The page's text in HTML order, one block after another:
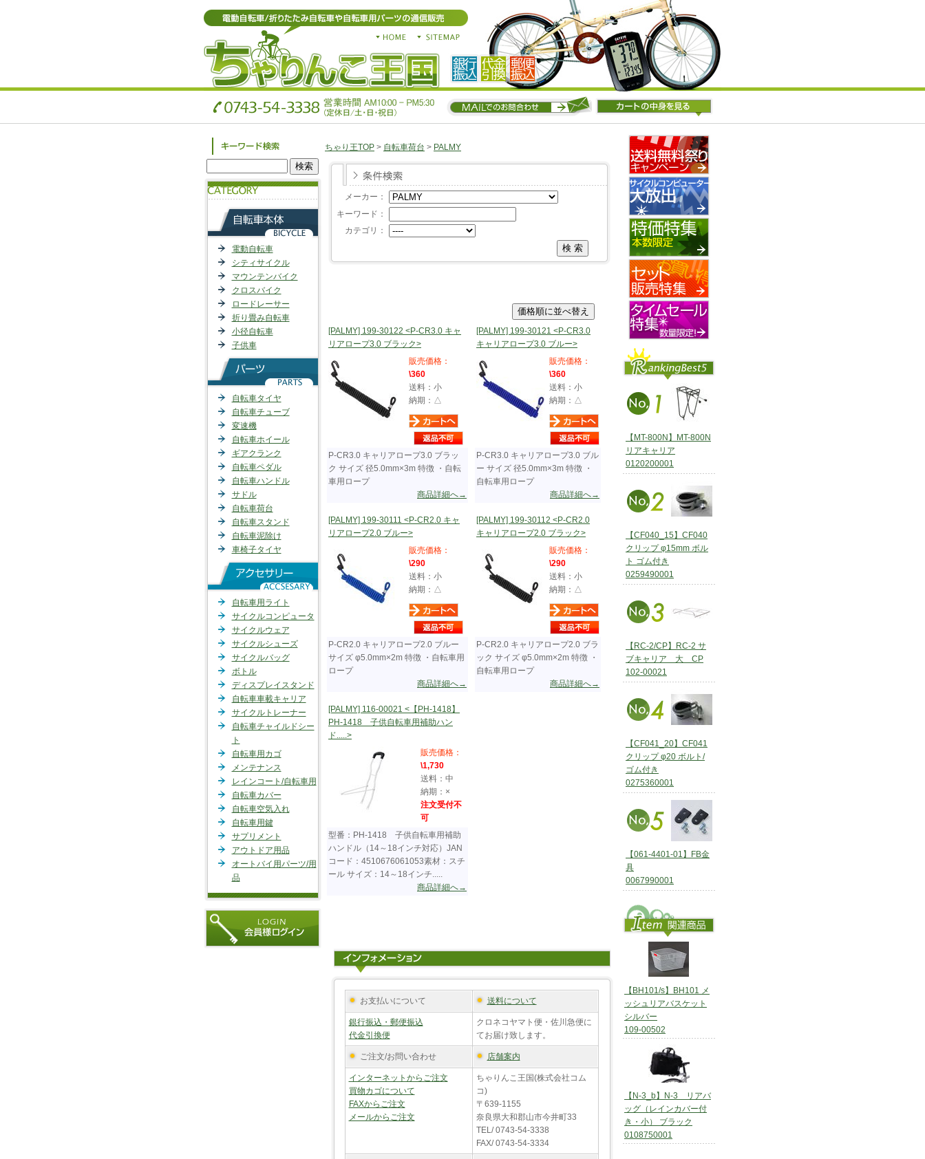
電動自転車
シティサイクル
マウンテンバイク
クロスバイク
ロードレーサー
折り畳み自転車
小径自転車
子供車
自転車タイヤ
自転車チューブ
変速機
自転車ホイール
ギアクランク
自転車ペダル
自転車ハンドル
サドル
自転車荷台
自転車スタンド
自転車泥除け
車椅子タイヤ
自転車用ライト
サイクルコンピュータ
サイクルウェア
サイクルシューズ
サイクルバッグ
ボトル
ディスプレイスタンド
自転車車載キャリア
サイクルトレーナー
自転車チャイルドシー
ト
自転車用カゴ
メンテナンス
レインコート/自転車用
自転車カバー
自転車空気入れ
自転車用鍵
サプリメント
アウトドア用品
オートバイ用パーツ/用
品
ちゃり王TOP > 自転車荷台 > PALMY
メーカー：
キーワード：
カテゴリ：
[PALMY] 199-30122 <P-CR3.0 キャ
リアロープ3.0 ブラック>
販売価格：
\360
送料：小
納期：△
P-CR3.0 キャリアロープ3.0 ブラッ
ク サイズ 径5.0mm×3m 特徴 ・自転
車用ロープ
商品詳細へ→
[PALMY] 199-30121 <P-CR3.0
キャリアロープ3.0 ブルー>
販売価格：
\360
送料：小
納期：△
P-CR3.0 キャリアロープ3.0 ブル
ー サイズ 径5.0mm×3m 特徴 ・
自転車用ロープ
商品詳細へ→
[PALMY] 199-30111 <P-CR2.0 キャ
リアロープ2.0 ブルー>
販売価格：
\290
送料：小
納期：△
P-CR2.0 キャリアロープ2.0 ブルー
サイズ φ5.0mm×2m 特徴 ・自転車用
ロープ
商品詳細へ→
[PALMY] 199-30112 <P-CR2.0
キャリアロープ2.0 ブラック>
販売価格：
\290
送料：小
納期：△
P-CR2.0 キャリアロープ2.0 ブラ
ック サイズ φ5.0mm×2m 特徴 ・
自転車用ロープ
商品詳細へ→
[PALMY] 116-00021 <【PH-1418】
PH-1418 子供自転車用補助ハン
ド.....>
販売価格：
\1,730
送料：中
納期：×
注文受付不
可
型番：PH-1418 子供自転車用補助
ハンドル（14～18インチ対応）JAN
コード：4510676061053素材：スチ
ール サイズ：14～18インチ.....
商品詳細へ→
お支払いについて 送料について
銀行振込・郵便振込
代金引換便
クロネコヤマト便・佐川急便に
てお届け致します。
ご注文/お問い合わせ 店舗案内
インターネットからご注文
買物カゴについて
FAXからご注文
メールからご注文
ちゃりんこ王国(株式会社コム
コ)
〒639-1155
奈良県大和郡山市今井町33
TEL/ 0743-54-3338
FAX/ 0743-54-3334
【MT-800N】MT-800N
リアキャリア
0120200001
【CF040_15】CF040
クリップ φ15mm ボル
ト ゴム付き
0259490001
【RC-2/CP】RC-2 サ
ブキャリア 大 CP
102-00021
【CF041_20】CF041
クリップ φ20 ボルト/
ゴム付き
0275360001
【061-4401-01】FB金
具
0067990001
【BH101/s】BH101 メ
ッシュリアバスケット
シルバー
109-00502
【N-3_b】N-3 リアバ
ッグ（レインカバー付
き・小） ブラック
0108750001